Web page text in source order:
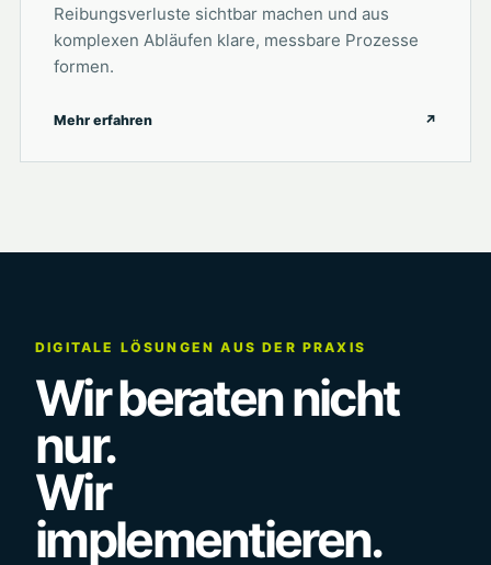
Reibungsverluste sichtbar machen und aus
komplexen Abläufen klare, messbare Prozesse
formen.
Mehr erfahren ↗
DIGITALE LÖSUNGEN AUS DER PRAXIS
Wir beraten nicht
nur.
Wir
implementieren.